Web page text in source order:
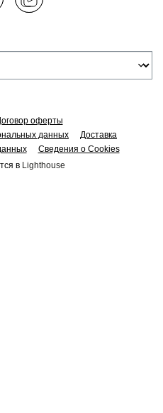
оферты
данных
Доставка
Сведения о Cookies
в Lighthouse